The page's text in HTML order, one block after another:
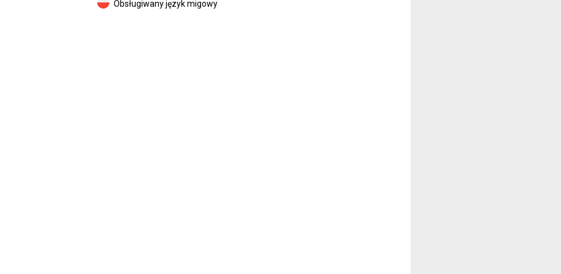
Obsługiwany język migowy